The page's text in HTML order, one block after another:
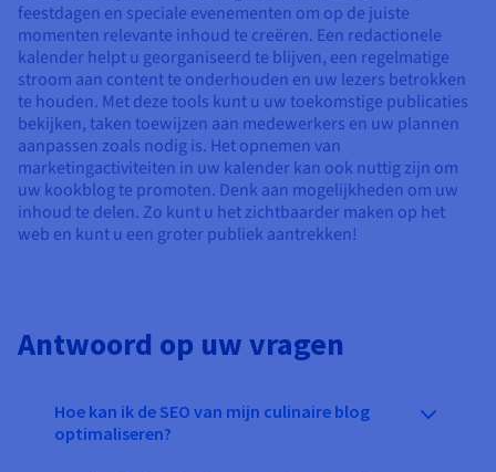
feestdagen en speciale evenementen om op de juiste
momenten relevante inhoud te creëren. Een redactionele
kalender helpt u georganiseerd te blijven, een regelmatige
stroom aan content te onderhouden en uw lezers betrokken
te houden. Met deze tools kunt u uw toekomstige publicaties
bekijken, taken toewijzen aan medewerkers en uw plannen
aanpassen zoals nodig is. Het opnemen van
marketingactiviteiten in uw kalender kan ook nuttig zijn om
uw kookblog te promoten. Denk aan mogelijkheden om uw
inhoud te delen. Zo kunt u het zichtbaarder maken op het
web en kunt u een groter publiek aantrekken!
Antwoord op uw vragen
Hoe kan ik de SEO van mijn culinaire blog
optimaliseren?